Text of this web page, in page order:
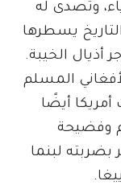
وتصدى له
يسطرها
أذيال الخيبة.
المسلم
أمريكا أيضًا
وفضيحة
لبنما